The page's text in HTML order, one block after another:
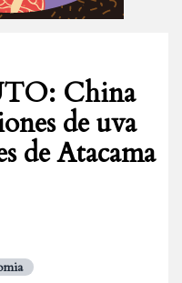
China
de uva
de Atacama